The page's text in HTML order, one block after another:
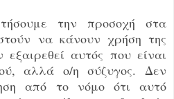
την προσοχή στα
να κάνουν χρήση της
αυτός που είναι
αλλά ο/η σύζυγος. Δεν
από το νόμο ότι αυτό